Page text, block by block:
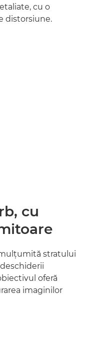
cu o
distorsiune.
cu
stratului
oferă
imaginilor